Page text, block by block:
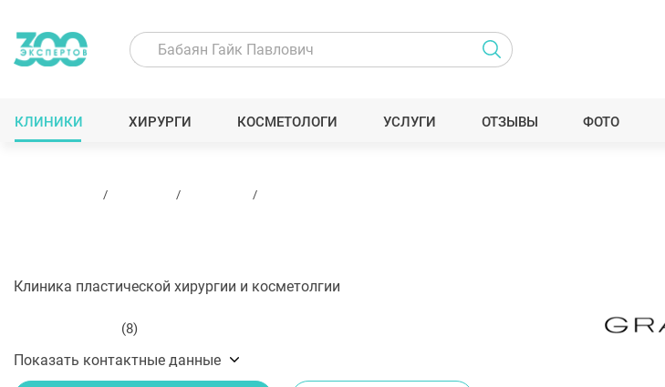
КЛИНИКИ ХИРУРГИ КОСМЕТОЛОГИ УСЛУГИ ОТЗЫВЫ ФОТО
Клиника пластической хирургии и косметолгии
(8)
Показать контактные данные